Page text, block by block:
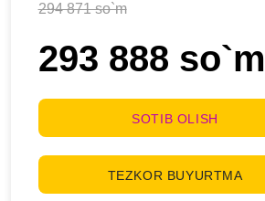
294 871 so`m
293 888 so`m
SOTIB OLISH
TEZKOR BUYURTMA